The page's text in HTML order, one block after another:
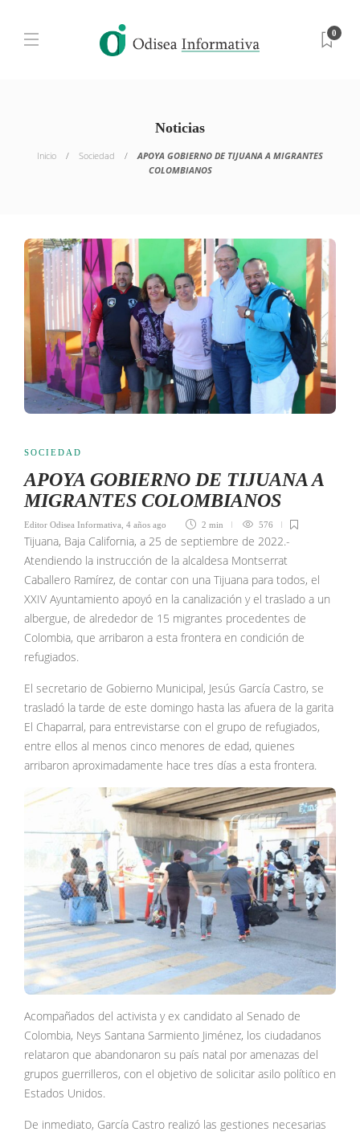
0
Noticias
Inicio Sociedad
APOYA GOBIERNO DE TIJUANA A MIGRANTES
COLOMBIANOS
SOCIEDAD
APOYA GOBIERNO DE TIJUANA A
MIGRANTES COLOMBIANOS
Editor Odisea Informativa 4 años ago 2 min 576
Tijuana, Baja California, a 25 de septiembre de 2022.-
Atendiendo la instrucción de la alcaldesa Montserrat
Caballero Ramírez, de contar con una Tijuana para todos, el
XXIV Ayuntamiento apoyó en la canalización y el traslado a un
albergue, de alrededor de 15 migrantes procedentes de
Colombia, que arribaron a esta frontera en condición de
refugiados.
El secretario de Gobierno Municipal, Jesús García Castro, se
trasladó la tarde de este domingo hasta las afuera de la garita
El Chaparral, para entrevistarse con el grupo de refugiados,
entre ellos al menos cinco menores de edad, quienes
arribaron aproximadamente hace tres días a esta frontera.
Acompañados del activista y ex candidato al Senado de
Colombia, Neys Santana Sarmiento Jiménez, los ciudadanos
relataron que abandonaron su país natal por amenazas del
grupos guerrilleros, con el objetivo de solicitar asilo político en
Estados Unidos.
De inmediato, García Castro realizó las gestiones necesarias